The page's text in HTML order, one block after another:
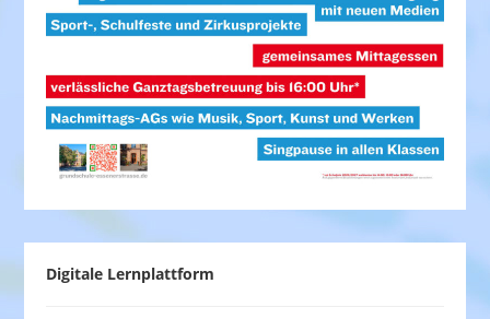
Digitale Lernplattform